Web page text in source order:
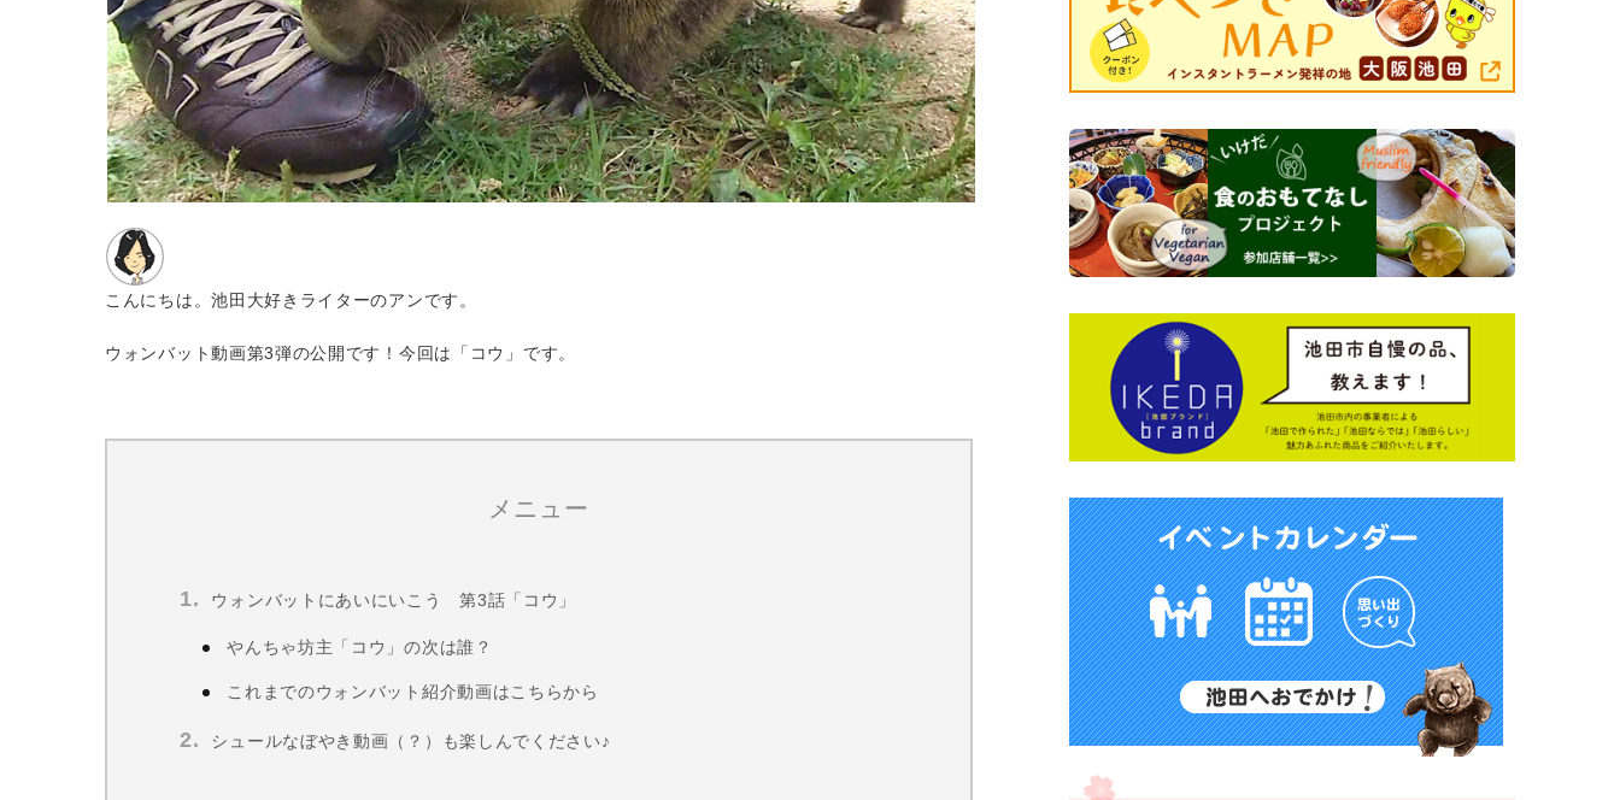
こんにちは。池田大好きライターのアンです。
ウォンバット動画第3弾の公開です！今回は「コウ」です。
メニュー
ウォンバットにあいにいこう 第3話「コウ」
やんちゃ坊主「コウ」の次は誰？
これまでのウォンバット紹介動画はこちらから
シュールなぼやき動画（？）も楽しんでください♪